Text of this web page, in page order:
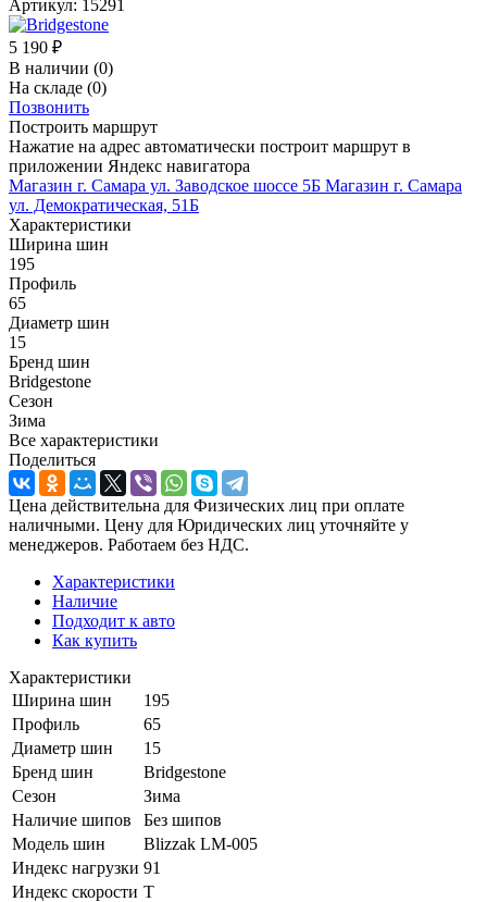
Артикул: 15291
5 190 ₽
В наличии (0)
На складе (0)
Позвонить
Построить маршрут
Нажатие на адрес автоматически построит маршрут в
приложении Яндекс навигатора
Магазин г. Самара ул. Заводское шоссе 5Б Магазин г. Самара
ул. Демократическая, 51Б
Характеристики
Ширина шин
195
Профиль
65
Диаметр шин
15
Бренд шин
Bridgestone
Сезон
Зима
Все характеристики
Поделиться
Цена действительна для Физических лиц при оплате
наличными. Цену для Юридических лиц уточняйте у
менеджеров. Работаем без НДС.
Характеристики
Наличие
Подходит к авто
Как купить
Характеристики
Ширина шин
195
Профиль
65
Диаметр шин
15
Бренд шин
Bridgestone
Сезон
Зима
Наличие шипов
Без шипов
Модель шин
Blizzak LM-005
Индекс нагрузки 91
Индекс скорости T